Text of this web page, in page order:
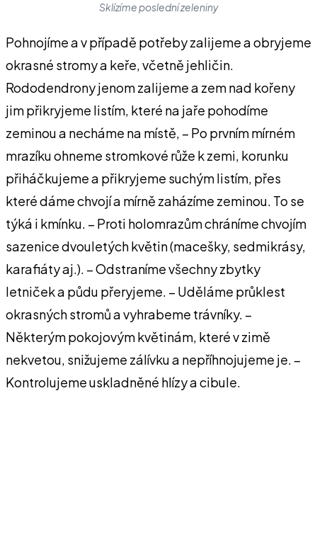
Sklízíme poslední zeleniny
Pohnojíme a v případě potřeby zalijeme a obryjeme
okrasné stromy a keře, včetně jehličin.
Rododendrony jenom zalijeme a zem nad kořeny
jim přikryjeme listím, které na jaře pohodíme
zeminou a necháme na místě, – Po prvním mírném
mrazíku ohneme stromkové růže k zemi, korunku
přiháčkujeme a přikryjeme suchým listím, přes
které dáme chvojí a mírně zaházíme zeminou. To se
týká i kmínku. – Proti holomrazům chráníme chvojím
sazenice dvouletých květin (macešky, sedmikrásy,
karafiáty aj.). – Odstraníme všechny zbytky
letniček a půdu přeryjeme. – Uděláme průklest
okrasných stromů a vyhrabeme trávníky. –
Některým pokojovým květinám, které v zimě
nekvetou, snižujeme zálívku a nepříhnojujeme je. –
Kontrolujeme uskladněné hlízy a cibule.